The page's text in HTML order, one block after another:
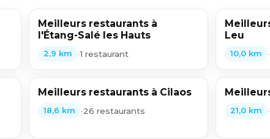
Meilleurs restaurants à
l'Étang-Salé les Hauts
2,9 km •1 restaurant
Leu
10,0 km •
Meilleurs restaurants à Cilaos
18,6 km •26 restaurants 21,0 km •